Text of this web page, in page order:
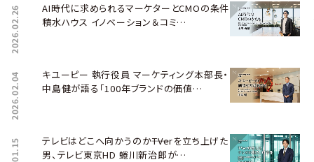
2026.02.26
AI時代に求められるマーケターとCMOの条件――
積水ハウス イノベーション＆コミ…
2026.02.04
キユーピー 執行役員 マーケティング本部長・
中島健が語る「100年ブランドの価値…
テレビはどこへ向かうのか――TVerを立ち上げた
男、テレビ東京HD 蜷川新治郎が…